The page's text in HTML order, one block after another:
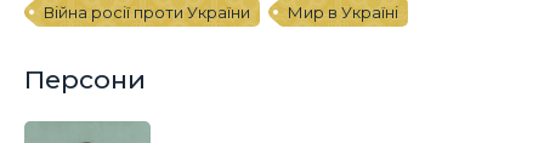
Війна росії проти України
Мир в Україні
Персони